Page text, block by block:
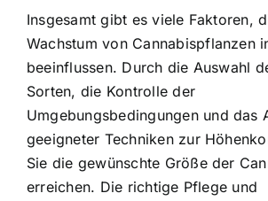
Insgesamt gibt es viele Faktoren,
Wachstum von Cannabispflanzen
beeinflussen. Durch die Auswahl
Sorten, die Kontrolle der
Umgebungsbedingungen und das
geeigneter Techniken zur
Sie die gewünschte Größe der
erreichen. Die richtige Pflege und